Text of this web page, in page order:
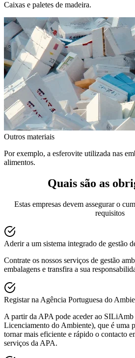
Caixas e paletes de madeira.
Outros materiais
Por exemplo, a esferovite utilizada nas
alimentos.
Quais são as
Estas empresas devem assegurar o
requisitos
Aderir a um sistema integrado de gestão
Contrate os nossos serviços de gestão
embalagens e transfira a sua
Registar na Agência Portuguesa do
A partir da APA pode aceder ao SILiAmb
Licenciamento do Ambiente), que é uma
tornar mais eficiente e rápido o contacto
serviços da APA.